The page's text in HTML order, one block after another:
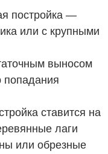
постройка —
или с крупными
выносом
ставится на
лаги
или обрезные